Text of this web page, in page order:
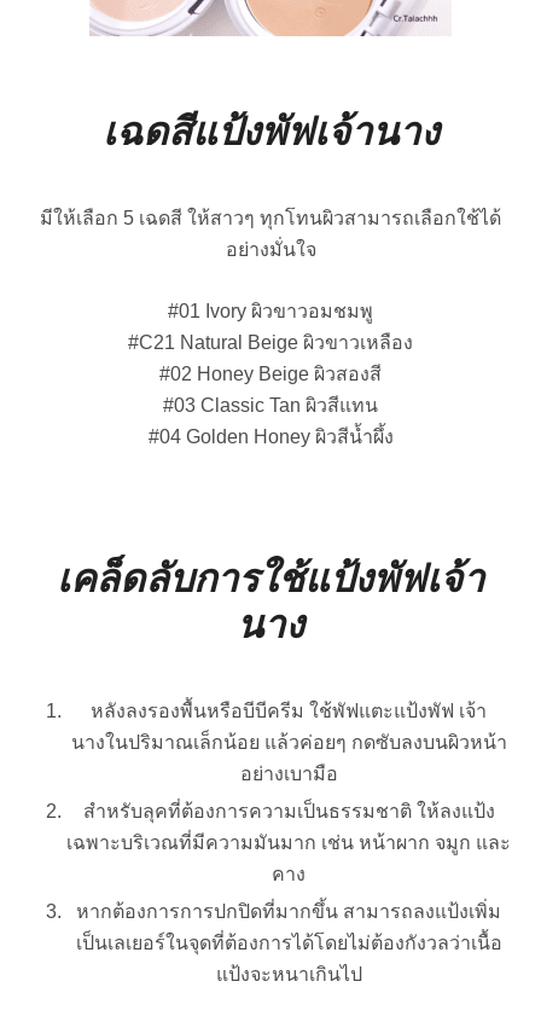
เฉดสีแป้งพัฟเจ้านาง
มีให้เลือก 5 เฉดสี ให้สาวๆ ทุกโทนผิวสามารถเลือกใช้ได้
อย่างมั่นใจ
#01 Ivory ผิวขาวอมชมพู
#C21 Natural Beige ผิวขาวเหลือง
#02 Honey Beige ผิวสองสี
#03 Classic Tan ผิวสีแทน
#04 Golden Honey ผิวสีน้ำผึ้ง
เคล็ดลับการใช้แป้งพัฟเจ้า
นาง
หลังลงรองพื้นหรือบีบีครีม ใช้พัฟแตะแป้งพัฟ เจ้า
นางในปริมาณเล็กน้อย แล้วค่อยๆ กดซับลงบนผิวหน้า
อย่างเบามือ
สำหรับลุคที่ต้องการความเป็นธรรมชาติ ให้ลงแป้ง
เฉพาะบริเวณที่มีความมันมาก เช่น หน้าผาก จมูก และ
คาง
หากต้องการการปกปิดที่มากขึ้น สามารถลงแป้งเพิ่ม
เป็นเลเยอร์ในจุดที่ต้องการได้โดยไม่ต้องกังวลว่าเนื้อ
แป้งจะหนาเกินไป